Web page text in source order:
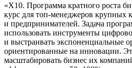
«X10. Программа кратного роста
курс для топ-менеджеров крупных
и предпринимателей. Задача
использовать инструменты
и выстраивать экспоненциальные
ориентированные на инновации.
масштабировать бизнес их